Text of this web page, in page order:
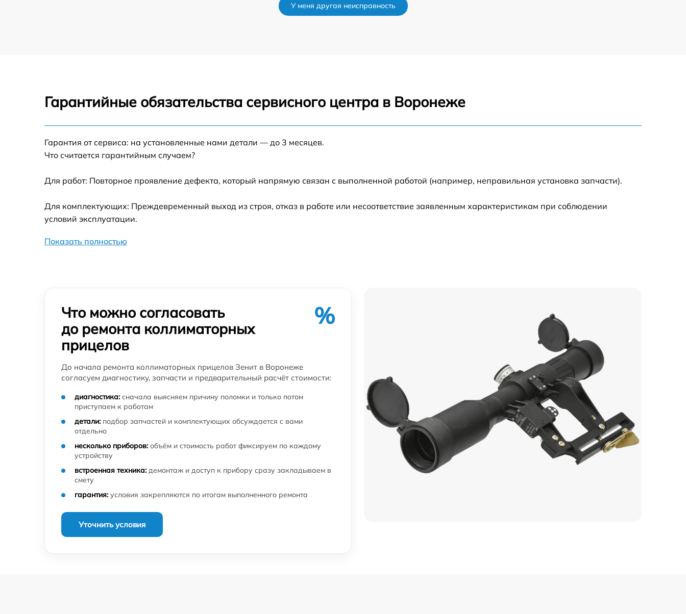
У меня другая неисправность
Гарантийные обязательства сервисного центра в Воронеже
Гарантия от сервиса: на установленные нами детали — до 3 месяцев.
Что считается гарантийным случаем?
Для работ: Повторное проявление дефекта, который напрямую связан с выполненной работой (например, неправильная установка запчасти).
Для комплектующих: Преждевременный выход из строя, отказ в работе или несоответствие заявленным характеристикам при соблюдении
условий эксплуатации.
Показать полностью
Что можно согласовать
до ремонта коллиматорных
прицелов
%
До начала ремонта коллиматорных прицелов Зенит в Воронеже
согласуем диагностику, запчасти и предварительный расчёт стоимости:
диагностика: сначала выясняем причину поломки и только потом
приступаем к работам
детали: подбор запчастей и комплектующих обсуждается с вами
отдельно
несколько приборов: объём и стоимость работ фиксируем по каждому
устройству
встроенная техника: демонтаж и доступ к прибору сразу закладываем в
смету
гарантия: условия закрепляются по итогам выполненного ремонта
Уточнить условия